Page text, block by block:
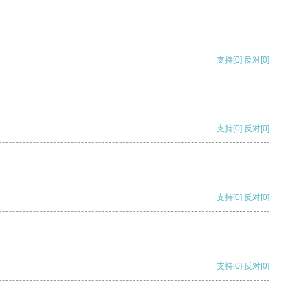
支持[0] 反对[0]
支持[0] 反对[0]
支持[0] 反对[0]
支持[0] 反对[0]